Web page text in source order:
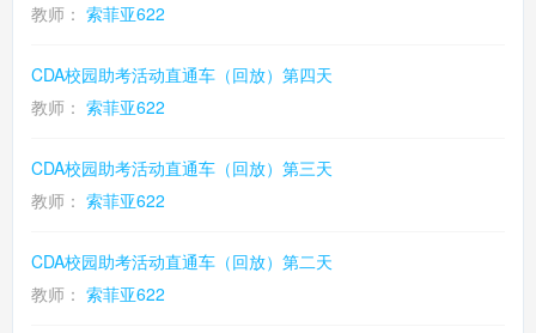
教师： 索菲亚622
CDA校园助考活动直通车（回放）第四天
教师： 索菲亚622
CDA校园助考活动直通车（回放）第三天
教师： 索菲亚622
CDA校园助考活动直通车（回放）第二天
教师： 索菲亚622